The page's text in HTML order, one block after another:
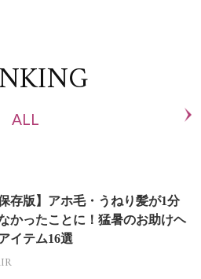
ALL
保存版】アホ毛・うねり髪が1分
かったことに！猛暑のお助けヘ
イテム16選